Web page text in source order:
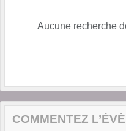
Aucune recherche
COMMENTEZ